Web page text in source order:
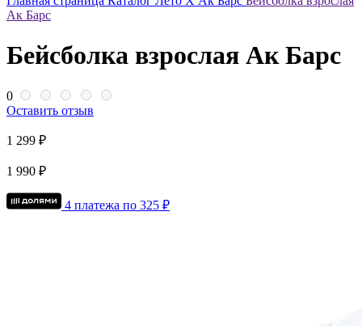
Ак Барс
Бейсболка взрослая Ак Барс
0
Оставить отзыв
1 299 ₽
1 990 ₽
4 платежа по 325 ₽